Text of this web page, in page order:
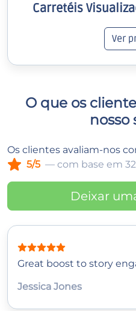
Carretéis
Ver
O que os
nosso
Os clientes avaliam-nos
5/5 — com base em
Deixar
Great boost to story
Jessica Jones